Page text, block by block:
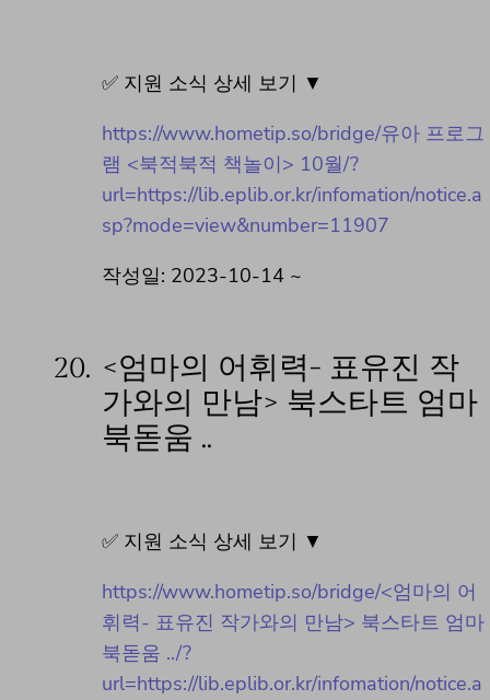
✅ 지원 소식 상세 보기 ▼
https://www.hometip.so/bridge/유아 프로그
램 <북적북적 책놀이> 10월/?
url=https://lib.eplib.or.kr/infomation/notice.a
sp?mode=view&number=11907
작성일: 2023-10-14 ~
20. <엄마의 어휘력- 표유진 작
가와의 만남> 북스타트 엄마
북돋움 ..
✅ 지원 소식 상세 보기 ▼
https://www.hometip.so/bridge/<엄마의 어
휘력- 표유진 작가와의 만남> 북스타트 엄마
북돋움 ../?
url=https://lib.eplib.or.kr/infomation/notice.a